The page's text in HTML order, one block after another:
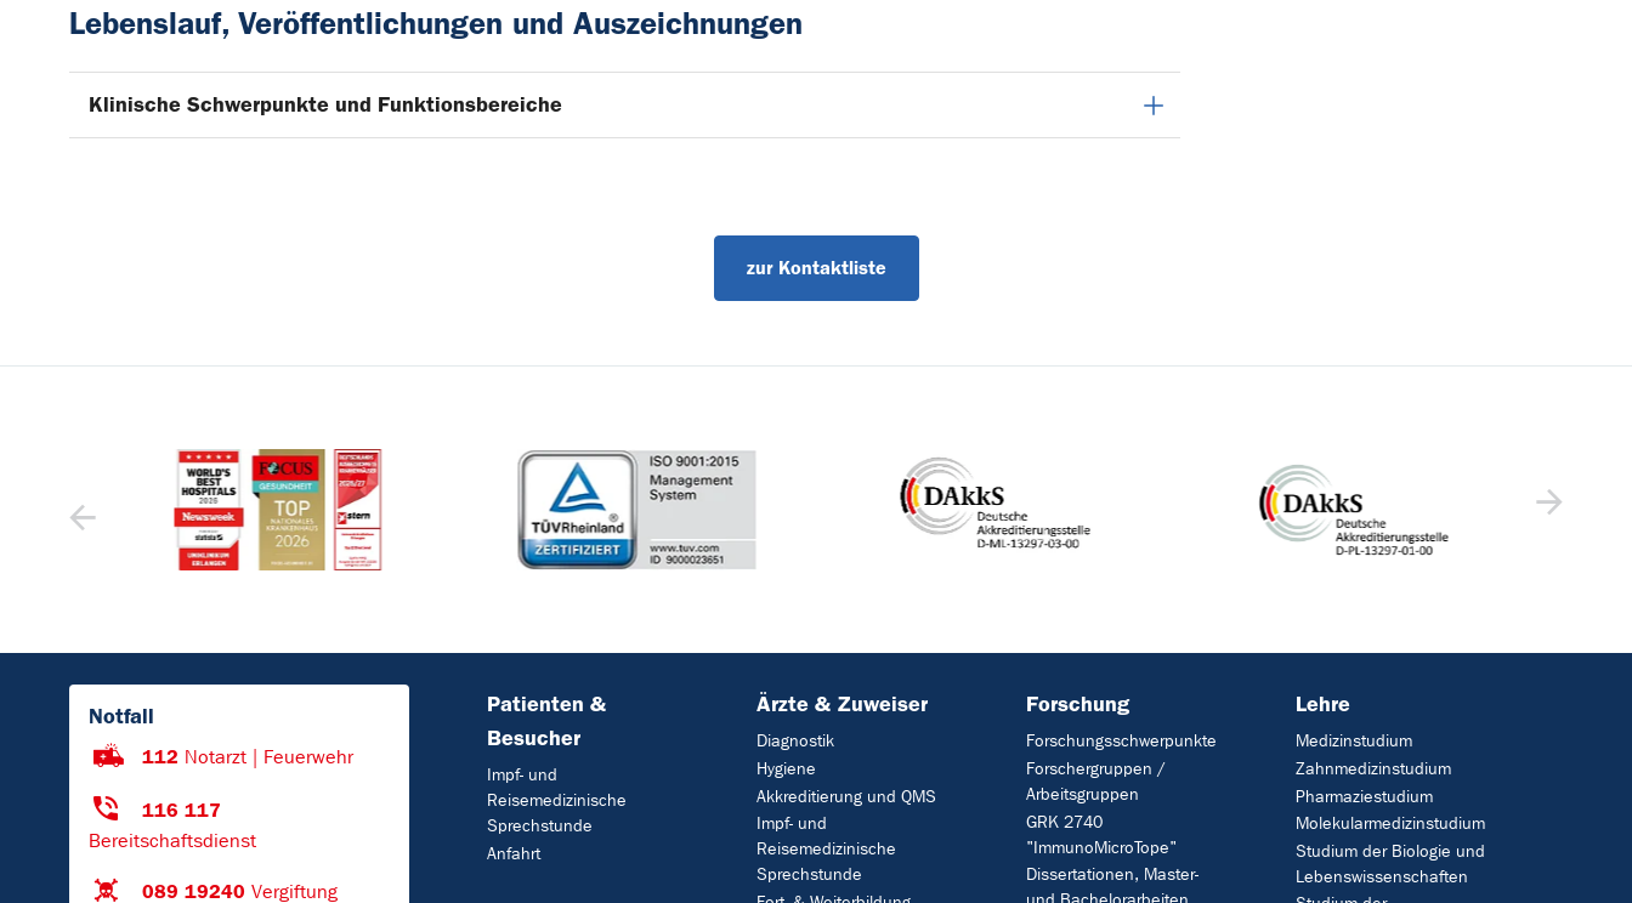
Lebenslauf, Veröffentlichungen und Auszeichnungen
Klinische Schwerpunkte und Funktionsbereiche
zur Kontaktliste
Notfall
112 Notarzt | Feuerwehr
116 117
Bereitschaftsdienst
089 19240 Vergiftung
Patienten &
Besucher
Impf- und
Reisemedizinische
Sprechstunde
Anfahrt
Ärzte & Zuweiser
Diagnostik
Hygiene
Akkreditierung und QMS
Impf- und
Reisemedizinische
Sprechstunde
Forschung
Forschungsschwerpunkte
Forschergruppen /
Arbeitsgruppen
GRK 2740
"ImmunoMicroTope"
Dissertationen, Master-
Lehre
Medizinstudium
Zahnmedizinstudium
Pharmaziestudium
Molekularmedizinstudium
Studium der Biologie und
Lebenswissenschaften